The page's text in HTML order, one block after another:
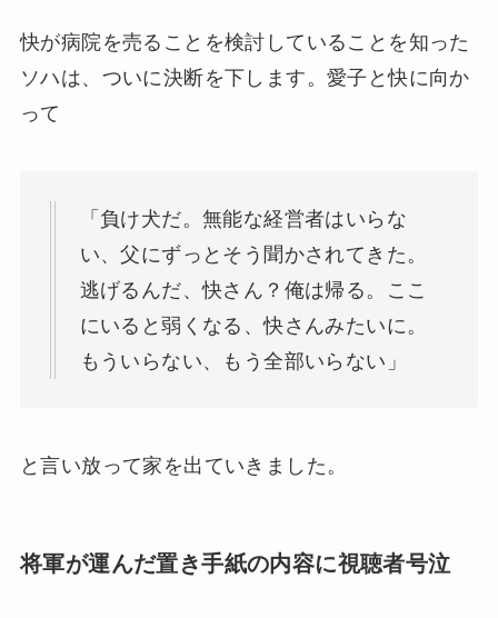
快が病院を売ることを検討していることを知った
ソハは、ついに決断を下します。愛子と快に向か
って
「負け犬だ。無能な経営者はいらな
い、父にずっとそう聞かされてきた。
逃げるんだ、快さん？俺は帰る。ここ
にいると弱くなる、快さんみたいに。
もういらない、もう全部いらない」
と言い放って家を出ていきました。
将軍が運んだ置き手紙の内容に視聴者号泣